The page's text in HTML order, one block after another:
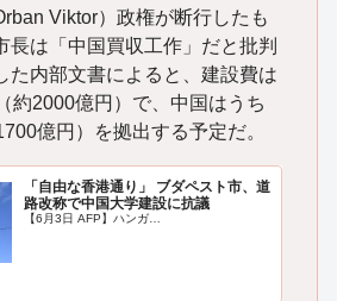
Viktor）政権が断行したも
長は「中国買収工作」だと批判
た内部文書によると、建設費は
約2000億円）で、中国はうち
億円）を拠出する予定だ。
「自由な香港通り」 ブダペスト市、道
路改称で中国大学建設に抗議
【6月3日 AFP】ハンガ…